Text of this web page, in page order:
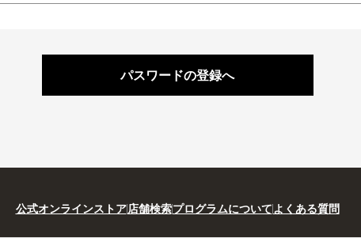
パスワードの登録へ
公式オンラインストア 店舗検索プログラムについて よくある質問